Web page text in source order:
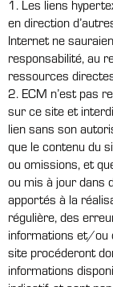
1. Les liens
en direction
Internet ne
responsabilité, au
ressources
2. ECM n’est pas
sur ce site et
lien sans son
que le contenu du
ou omissions, et
ou mis à jour dans
apportés à la
régulière, des
informations et/ou
site procéderont
informations